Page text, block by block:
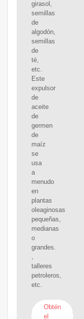
girasol,
semillas
de
algodón,
semillas
de
té,
etc.
Este
expulsor
de
aceite
de
germen
de
maíz
se
usa
a
menudo
en
plantas
oleaginosas
pequeñas,
medianas
o
grandes.
,
talleres
petroleros,
etc.
Obtén
el